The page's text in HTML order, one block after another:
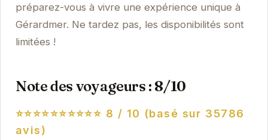
préparez-vous à vivre une expérience unique à
Gérardmer. Ne tardez pas, les disponibilités sont
limitées !
Note des voyageurs : 8/10
⭐⭐⭐⭐⭐⭐⭐⭐⭐⭐ 8 / 10 (basé sur 35786
avis)